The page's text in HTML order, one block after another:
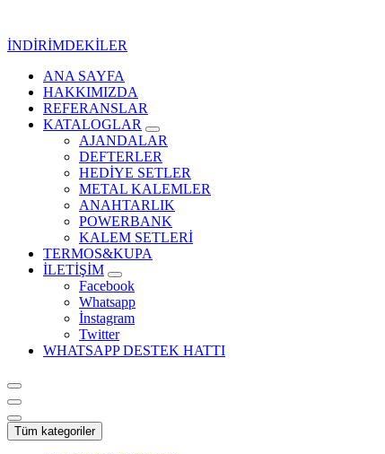
İNDİRİMDEKİLER
Kurumsal Promosyon-Hediyelik
ANA SAYFA
HAKKIMIZDA
REFERANSLAR
KATALOGLAR
AJANDALAR
DEFTERLER
HEDİYE SETLER
METAL KALEMLER
ANAHTARLIK
POWERBANK
KALEM SETLERİ
TERMOS&KUPA
İLETİŞİM
Facebook
Whatsapp
İnstagram
Twitter
WHATSAPP DESTEK HATTI
Tüm kategoriler